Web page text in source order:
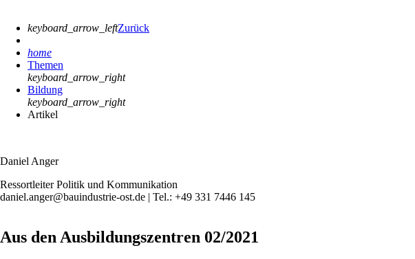
keyboard_arrow_leftZurück
home
Themen
keyboard_arrow_right
Bildung
keyboard_arrow_right
Artikel
Daniel Anger
Ressortleiter Politik und Kommunikation
daniel.anger@bauindustrie-ost.de | Tel.: +49 331 7446 145
Aus den Ausbildungszentren 02/2021